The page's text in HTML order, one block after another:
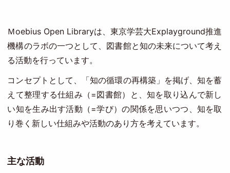
Ｍoebius Open Libraryは、東京学芸大Explayground推進
機構のラボの一つとして、図書館と知の未来について考え
る活動を行っています。
コンセプトとして、「知の循環の再構築」を掲げ、知を蓄
えて整理する仕組み（=図書館）と、知を取り込んで新し
い知を生み出す活動（=学び）の関係を思いつつ、知を取
り巻く新しい仕組みや活動のあり方を考えています。
主な活動